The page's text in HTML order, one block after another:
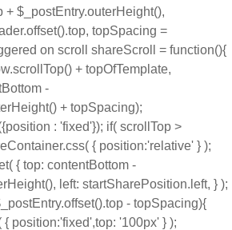
+ $_postEntry.outerHeight(),
topSpacing =
on scroll shareScroll = function(){
+ topOfTemplate,
-
+ topSpacing);
: 'fixed'}); if( scrollTop >
{ position:'relative' } );
{ top: contentBottom -
left: startSharePosition.left, } );
- topSpacing){
position:'fixed',top: '100px' } );